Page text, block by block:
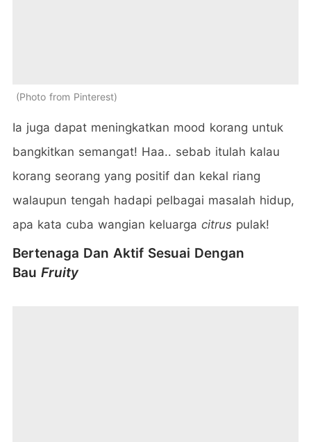
Photo from Pinterest
Ia juga dapat meningkatkan mood korang untuk
bangkitkan semangat! Haa.. sebab itulah kalau
korang seorang yang positif dan kekal riang
walaupun tengah hadapi pelbagai masalah hidup,
apa kata cuba wangian keluarga citrus pulak!
Bertenaga Dan Aktif Sesuai Dengan
Bau Fruity